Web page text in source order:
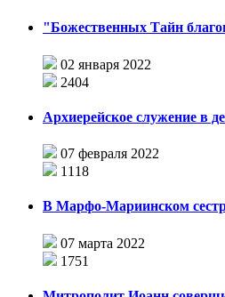
"Божественных Тайн
02 января 2022
2404
Архиерейское служение в
07 февраля 2022
1118
В Марфо-Мариинском
07 марта 2022
1751